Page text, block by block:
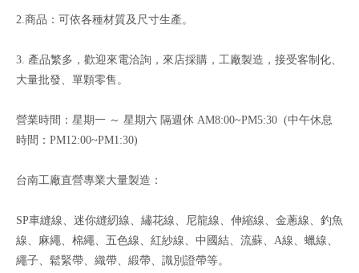
2.商品：可依各種材質及尺寸生產。
3. 產品繁多，歡迎來電洽詢，來店採購，工廠製造，接受客制化、
大量批發、單顆零售。
營業時間：星期一 ～ 星期六 隔週休 AM8:00~PM5:30 (中午休息
時間：PM12:00~PM1:30)
台南工廠直營專業大量製造：
SP車縫線、迷你縫紉線、繡花線、尼龍線、伸縮線、金蔥線、釣魚
線、麻繩、棉繩、五色線、紅紗線、中國結、流蘇、A線、蠟線、
繩子、鬆緊帶、織帶、緞帶、識別證帶等。